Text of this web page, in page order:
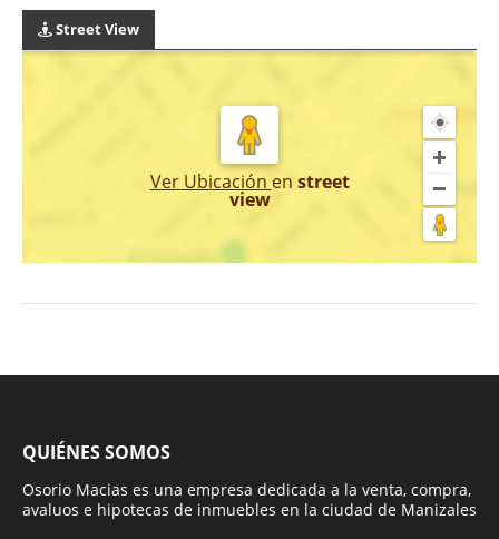
Street View
Ver Ubicación en street
view
QUIÉNES SOMOS
Osorio Macias es una empresa dedicada a la venta, compra,
avaluos e hipotecas de inmuebles en la ciudad de Manizales